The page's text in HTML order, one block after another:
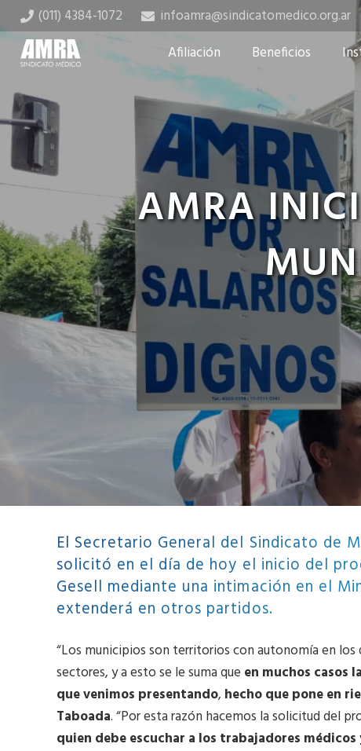
(011) 4384-1072
infoamra@sindicatomedico.org.ar
Afiliación
Beneficios
AMRA
El Secretario General del Sindicato de
solicitó en el día de hoy el inicio del
Gesell mediante una intimación en el
extenderá en otros partidos.
“Los municipios son territorios con autonomía en
sectores, y a esto se le suma que en muchos casos
que venimos presentando, hecho que pone en
Taboada. “Por esta razón hacemos la solicitud del
quien debe escuchar a los trabajadores